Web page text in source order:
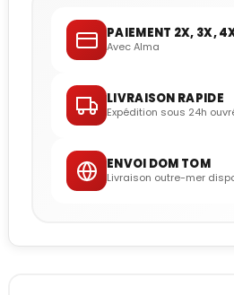
PAIEMENT 2X, 3X,
Avec Alma
LIVRAISON RAPIDE
Expédition sous 24h
ENVOI DOM TOM
Livraison outre-mer